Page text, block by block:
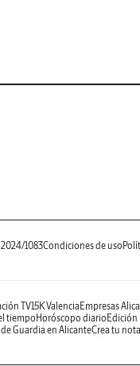
1083Condiciones de uso
TV15K Valencia Empresas
tiempoHoróscopo diario Edición
Guardia en AlicanteCrea tu